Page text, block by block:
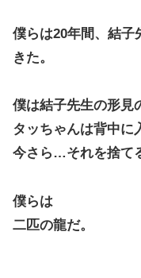
僕らは20年間、結子
きた。
僕は結子先生の形見
タッちゃんは背中に
今さら…それを捨て
僕らは
二匹の龍だ。